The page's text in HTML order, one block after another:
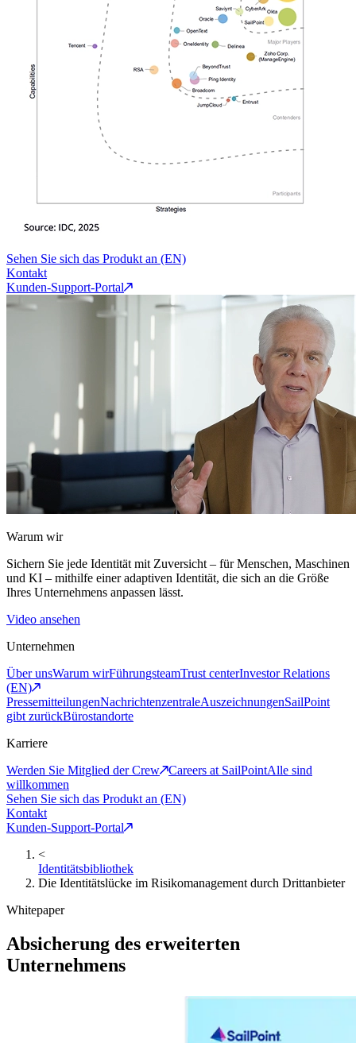
Sehen Sie sich das Produkt an (EN)
Kontakt
Kunden-Support-Portal
Warum wir
Sichern Sie jede Identität mit Zuversicht – für Menschen, Maschinen
und KI – mithilfe einer adaptiven Identität, die sich an die Größe
Ihres Unternehmens anpassen lässt.
Video ansehen
Unternehmen
Über unsWarum wirFührungsteamTrust centerInvestor Relations
(EN)
PressemitteilungenNachrichtenzentraleAuszeichnungenSailPoint
gibt zurückBürostandorte
Karriere
Werden Sie Mitglied der Crew
Careers at SailPointAlle sind
willkommen
Sehen Sie sich das Produkt an (EN)
Kontakt
Kunden-Support-Portal
<
Identitätsbibliothek
Die Identitätslücke im Risikomanagement durch Drittanbieter
Whitepaper
Absicherung des erweiterten
Unternehmens